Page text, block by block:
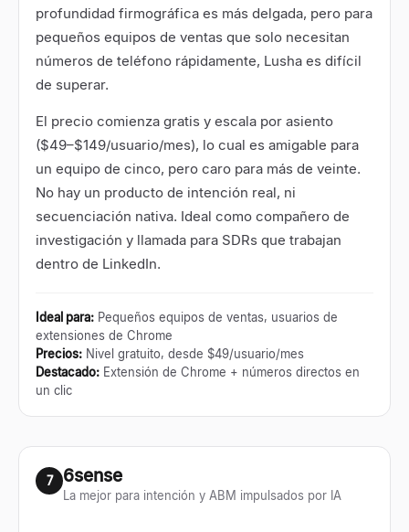
profundidad firmográfica es más delgada, pero para
pequeños equipos de ventas que solo necesitan
números de teléfono rápidamente, Lusha es difícil
de superar.
El precio comienza gratis y escala por asiento
($49–$149/usuario/mes), lo cual es amigable para
un equipo de cinco, pero caro para más de veinte.
No hay un producto de intención real, ni
secuenciación nativa. Ideal como compañero de
investigación y llamada para SDRs que trabajan
dentro de LinkedIn.
Ideal para: Pequeños equipos de ventas, usuarios de
extensiones de Chrome
Precios: Nivel gratuito, desde $49/usuario/mes
Destacado: Extensión de Chrome + números directos en
un clic
7 6sense
La mejor para intención y ABM impulsados por IA